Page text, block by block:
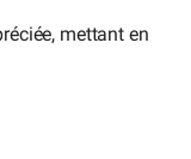
mettant en